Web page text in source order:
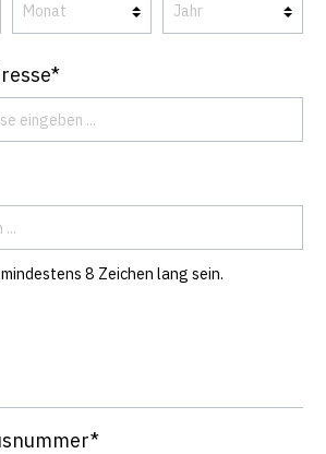
8 Zeichen lang sein.